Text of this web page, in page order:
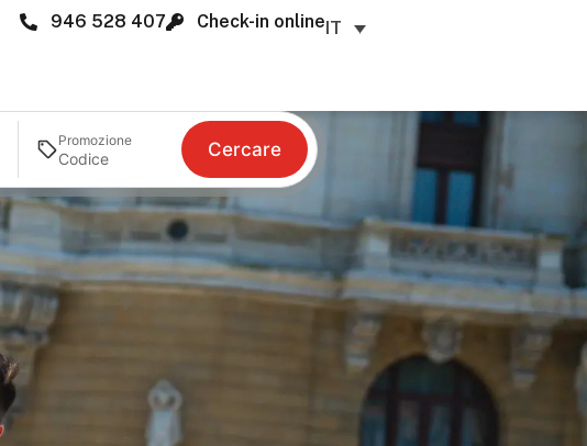
946 528 407 Check-in onlineIT
Promozione Cercare